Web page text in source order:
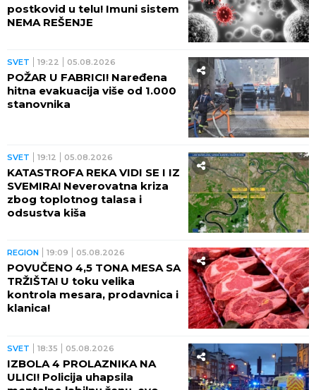
SVET 21:58 05.08.2026
rezultati ankete smučili su se
lideru te zemlje!
CENTIMETARA! Brodovi stoje
nasukani, saobraćaj NE
POSTOJI
SVET 20:51 05.08.2026
PUTNIKA prišao helikopteru u
kojem je bio Tramp!
REGION 20:38
OPOZIV! Ova tužba mogla bi
da je uništi